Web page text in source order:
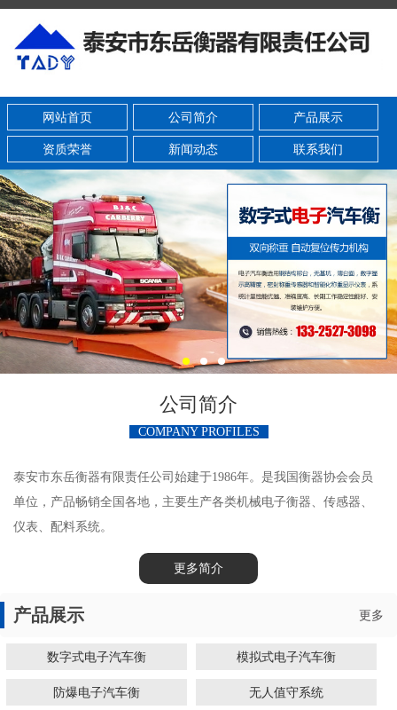
网站首页 公司简介 产品展示
资质荣誉 新闻动态 联系我们
公司简介
COMPANY PROFILES
泰安市东岳衡器有限责任公司始建于1986年。是我国衡器协会会员
单位，产品畅销全国各地，主要生产各类机械电子衡器、传感器、
仪表、配料系统。
更多简介
产品展示 更多
数字式电子汽车衡 模拟式电子汽车衡
防爆电子汽车衡 无人值守系统